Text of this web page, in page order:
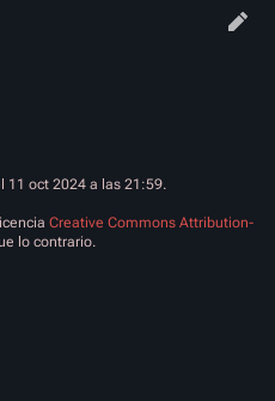
11 oct 2024 a las 21:59.
Creative Commons Attribution-
lo contrario.